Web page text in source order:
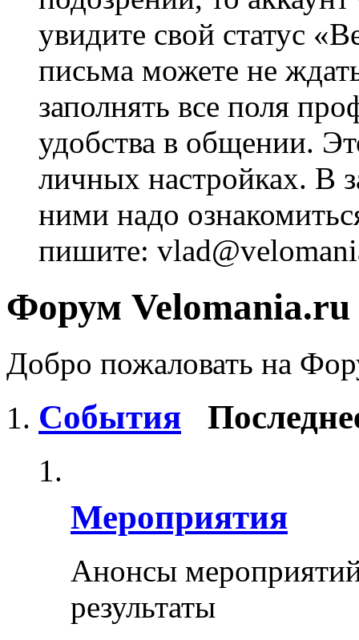
увидите свой статус
письма можете не
заполнять все поля
удобства в общении.
личных настройках. В
ними надо
пишите:
Форум Velomania.ru
Добро пожаловать на
События
Мероприятия
Анонсы
результаты